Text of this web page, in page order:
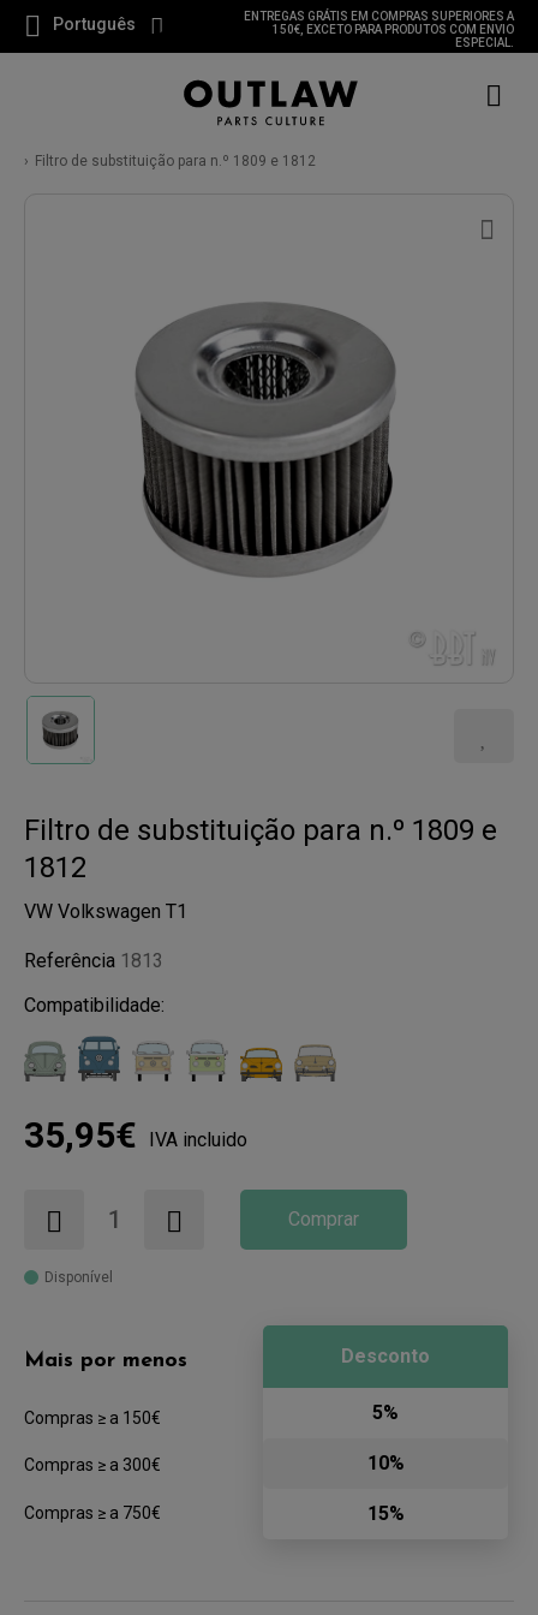
Português
ENTREGAS GRÁTIS EM COMPRAS SUPERIORES A
150€, EXCETO PARA PRODUTOS COM ENVIO
ESPECIAL.
Filtro de substituição para n.º 1809 e 1812
Filtro de substituição para n.º 1809 e
1812
VW Volkswagen T1
Referência 1813
Compatibilidade:
35,95€ IVA incluido
Comprar
Disponível
Mais por menos
Compras ≥ a 150€
Compras ≥ a 300€
Compras ≥ a 750€
Desconto
5%
10%
15%